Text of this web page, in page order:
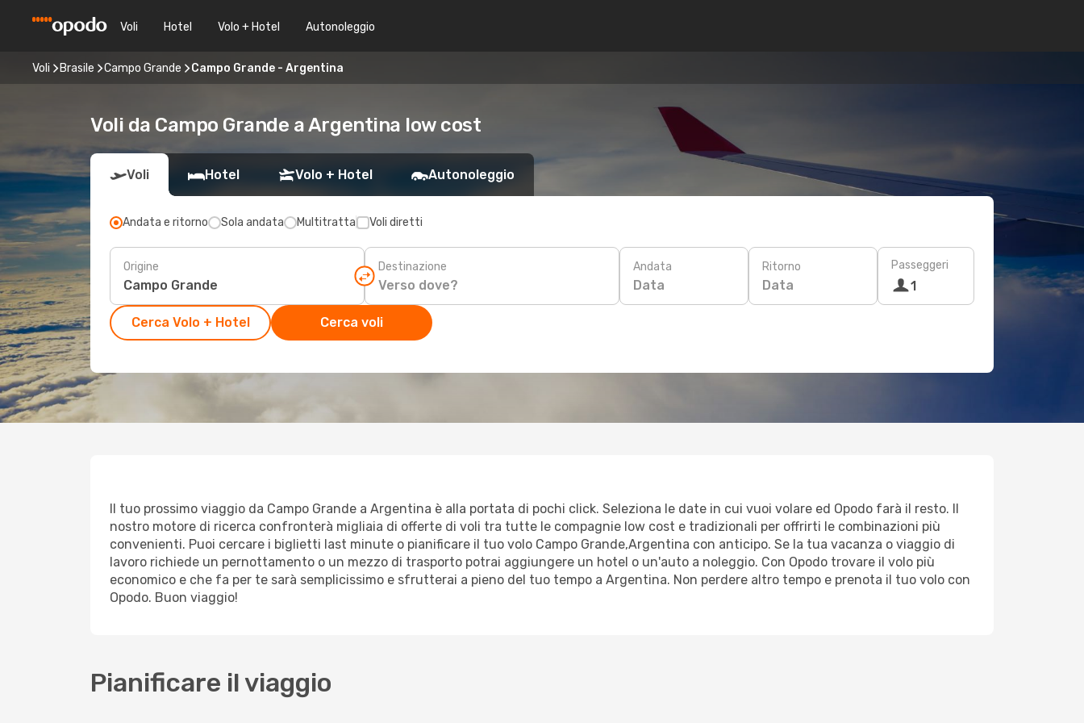
Voli Hotel Volo + Hotel Autonoleggio
Voli Brasile Campo Grande Campo Grande - Argentina
Voli da Campo Grande a Argentina low cost
Voli Hotel Volo + Hotel Autonoleggio
Andata e ritorno Sola andata Multitratta Voli diretti
Origine Destinazione Andata
Data
Ritorno
Data
Passeggeri
1
Cerca Volo + Hotel Cerca voli
Il tuo prossimo viaggio da Campo Grande a Argentina è alla portata di pochi click. Seleziona le date in cui vuoi volare ed Opodo farà il resto. Il
nostro motore di ricerca confronterà migliaia di offerte di voli tra tutte le compagnie low cost e tradizionali per offrirti le combinazioni più
convenienti. Puoi cercare i biglietti last minute o pianificare il tuo volo Campo Grande,Argentina con anticipo. Se la tua vacanza o viaggio di
lavoro richiede un pernottamento o un mezzo di trasporto potrai aggiungere un hotel o un'auto a noleggio. Con Opodo trovare il volo più
economico e che fa per te sarà semplicissimo e sfrutterai a pieno del tuo tempo a Argentina. Non perdere altro tempo e prenota il tuo volo con
Opodo. Buon viaggio!
Pianificare il viaggio